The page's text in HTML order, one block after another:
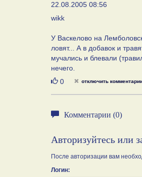
22.08.2005 08:56
wikk
У Васкелово на
ловят... А в добавок и
мучались и блевали
нечего.
Нравится
0 отключить
Комментарии (0)
Авторизуйтесь или
После авторизации вам
Логин: